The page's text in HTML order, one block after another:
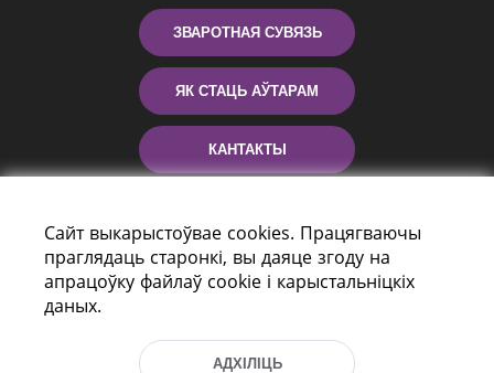
ЗВАРОТНАЯ СУВЯЗЬ
ЯК СТАЦЬ АЎТАРАМ
КАНТАКТЫ
Сайт выкарыстоўвае cookies. Працягваючы
праглядаць старонкі, вы даяце згоду на
апрацоўку файлаў cookie і карыстальніцкіх
даных.
АДХІЛІЦЬ